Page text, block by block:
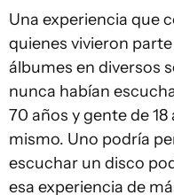
Una experiencia que
quienes vivieron
álbumes en diversos
nunca habían
70 años y gente de
mismo. Uno podría
escuchar un disco
esa experiencia de